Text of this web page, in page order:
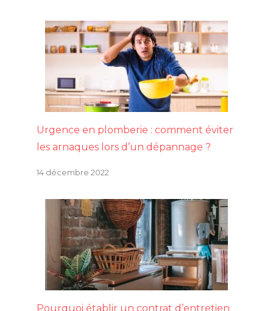
Urgence en plomberie : comment éviter
les arnaques lors d’un dépannage ?
14 décembre 2022
Pourquoi établir un contrat d’entretien